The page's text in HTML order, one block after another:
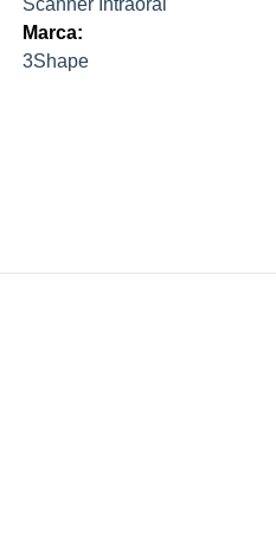
Scanner Intraoral
Marca:
3Shape